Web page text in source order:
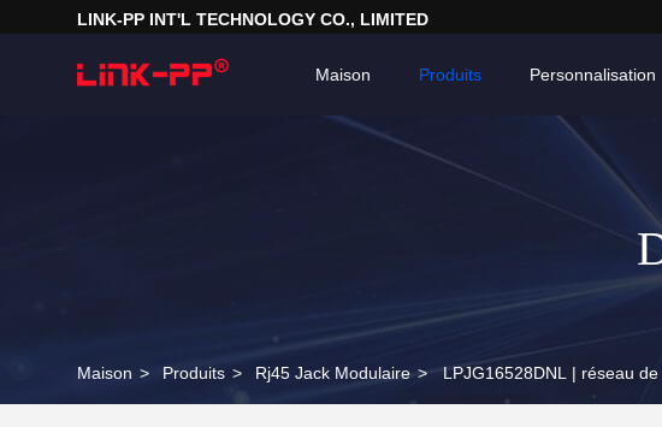
LINK-PP INT'L TECHNOLOGY CO., LIMITED
Maison Produits Personnalisation
Maison > Produits > Rj45 Jack Modulaire > LPJG16528DNL | réseau